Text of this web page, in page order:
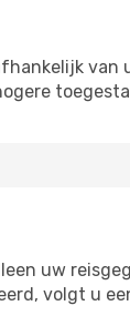
van
uw
volgt u